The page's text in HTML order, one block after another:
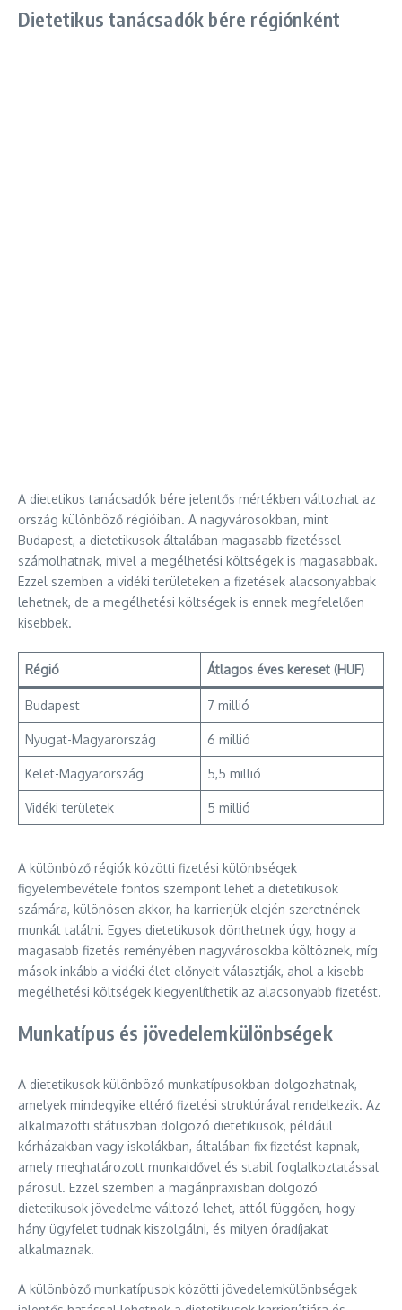
Dietetikus tanácsadók bére régiónként
A dietetikus tanácsadók bére jelentős mértékben változhat az
ország különböző régióiban. A nagyvárosokban, mint
Budapest, a dietetikusok általában magasabb fizetéssel
számolhatnak, mivel a megélhetési költségek is magasabbak.
Ezzel szemben a vidéki területeken a fizetések alacsonyabbak
lehetnek, de a megélhetési költségek is ennek megfelelően
kisebbek.
Régió Átlagos éves kereset (HUF)
Budapest 7 millió
Nyugat-Magyarország 6 millió
Kelet-Magyarország 5,5 millió
Vidéki területek 5 millió
A különböző régiók közötti fizetési különbségek
figyelembevétele fontos szempont lehet a dietetikusok
számára, különösen akkor, ha karrierjük elején szeretnének
munkát találni. Egyes dietetikusok dönthetnek úgy, hogy a
magasabb fizetés reményében nagyvárosokba költöznek, míg
mások inkább a vidéki élet előnyeit választják, ahol a kisebb
megélhetési költségek kiegyenlíthetik az alacsonyabb fizetést.
Munkatípus és jövedelemkülönbségek
A dietetikusok különböző munkatípusokban dolgozhatnak,
amelyek mindegyike eltérő fizetési struktúrával rendelkezik. Az
alkalmazotti státuszban dolgozó dietetikusok, például
kórházakban vagy iskolákban, általában fix fizetést kapnak,
amely meghatározott munkaidővel és stabil foglalkoztatással
párosul. Ezzel szemben a magánpraxisban dolgozó
dietetikusok jövedelme változó lehet, attól függően, hogy
hány ügyfelet tudnak kiszolgálni, és milyen óradíjakat
alkalmaznak.
A különböző munkatípusok közötti jövedelemkülönbségek